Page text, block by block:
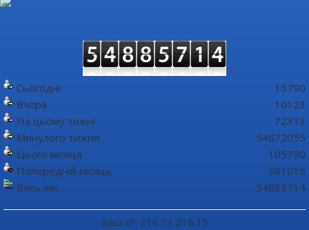
Сьогодні
Вчора
На цьому тижні
Минулого тижня
Цього місяця
Попередній місяць
Весь час
15790
10123
72313
54672055
105790
581015
54885714
Ваш IP: 216.73.216.15